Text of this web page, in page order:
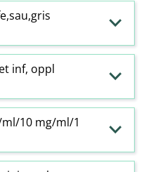
inf, oppl
10 mg/ml/1